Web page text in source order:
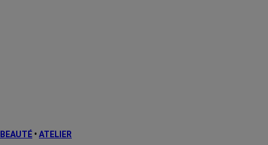
BEAUTÉ • ATELIER